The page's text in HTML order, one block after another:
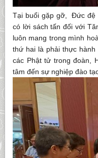
Tại buổi gặp gỡ, Đức đệ
có lời sách tấn đối với
luôn mang trong mình
thứ hai là phải thực
các Phật tử trong đoàn,
tâm đến sự nghiệp đào